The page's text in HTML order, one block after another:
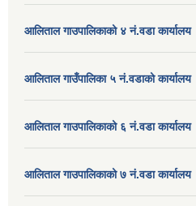
आलिताल गाउपालिकाको ४ नं.वडा कार्यालय
आलिताल गाउँपालिका ५ नं.वडाको कार्यालय
आलिताल गाउपालिकाको ६ नं.वडा कार्यालय
आलिताल गाउपालिकाको ७ नं.वडा कार्यालय